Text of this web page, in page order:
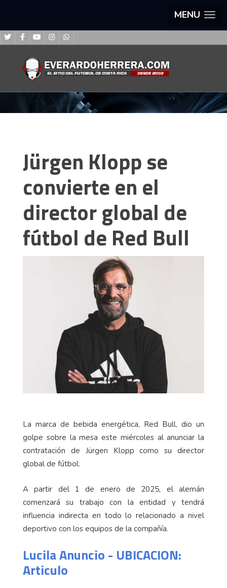
MENU
Jürgen Klopp se
convierte en el
director global de
fútbol de Red Bull
La marca de bebida energética, Red Bull, dio un
golpe sobre la mesa este miércoles al anunciar la
contratación de Jürgen Klopp como su director
global de fútbol.
A partir del 1 de enero de 2025, el alemán
comenzará su trabajo con la entidad y tendrá
influencia indirecta en todo lo relacionado a nivel
deportivo con los equipos de la compañía.
Lucila Anuncio - UBICACION:
Articulo